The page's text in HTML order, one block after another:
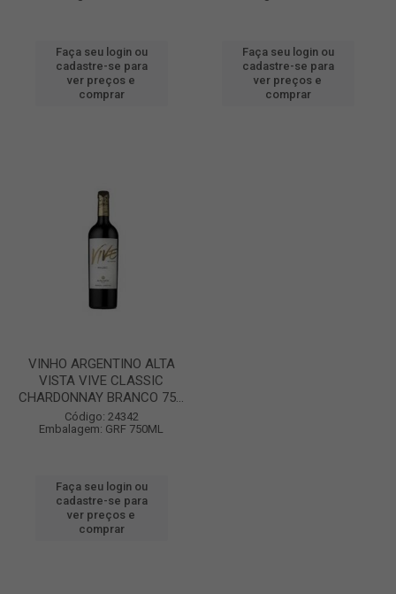
Faça seu login ou
cadastre-se para
ver preços e
comprar
Faça seu login ou
cadastre-se para
ver preços e
comprar
VINHO ARGENTINO ALTA
VISTA VIVE CLASSIC
CHARDONNAY BRANCO 75...
Código: 24342
Embalagem: GRF 750ML
Faça seu login ou
cadastre-se para
ver preços e
comprar